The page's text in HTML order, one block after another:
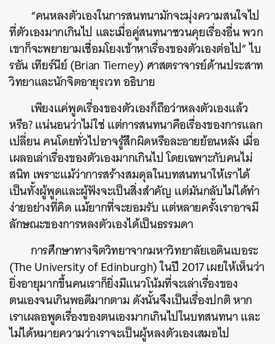
“คนหลงตัวเองในการสนทนามักจะมุ่งความสนใจไป
ที่ตัวเองมากเกินไป และเมื่อคู่สนทนาชวนคุยเรื่องอื่น พวก
เขาก็จะพยายามเชื่อมโยงเข้าหาเรื่องของตัวเองต่อไป” ไบ
รอัน เทียร์นีย์ (Brian Tierney) ศาสตราจารย์ด้านประสาท
วิทยาและนักจิตอายุรเวท อธิบาย
เพียงแค่พูดเรื่องของตัวเองก็ถือว่าหลงตัวเองแล้ว
หรือ? แน่นอนว่าไม่ใช่ แต่การสนทนาคือเรื่องของการแลก
เปลี่ยน คนโดยทั่วไปอาจรู้สึกผิดหรือละอายย้อนหลัง เมื่อ
เผลอเล่าเรื่องของตัวเองมากเกินไป โดยเฉพาะกับคนไม่
สนิท เพราะแม้ว่าการสร้างสมดุลในบทสนทนาให้เราได้
เป็นทั้งผู้พูดและผู้ฟังจะเป็นสิ่งสำคัญ แต่มันกลับไม่ได้ทำ
ง่ายอย่างที่คิด แม้ยากที่จะยอมรับ แต่หลายครั้งเราอาจมี
ลักษณะของการหลงตัวเองได้เป็นธรรมดา
การศึกษาทางจิตวิทยาจากมหาวิทยาลัยเอดินเบอระ
(The University of Edinburgh) ในปี 2017 เผยให้เห็นว่า
ยิ่งอายุมากขึ้นคนเราก็ยิ่งมีแนวโน้มที่จะเล่าเรื่องของ
ตนเองจนเกินพอดีมากตาม ดังนั้นจึงเป็นเรื่องปกติ หาก
เราเผลอพูดเรื่องของตนเองมากเกินไปในบทสนทนา และ
ไม่ได้หมายความว่าเราจะเป็นผู้หลงตัวเองเสมอไป